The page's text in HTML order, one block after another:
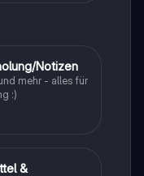
der
Notizen
mehr - alles für
:)
&